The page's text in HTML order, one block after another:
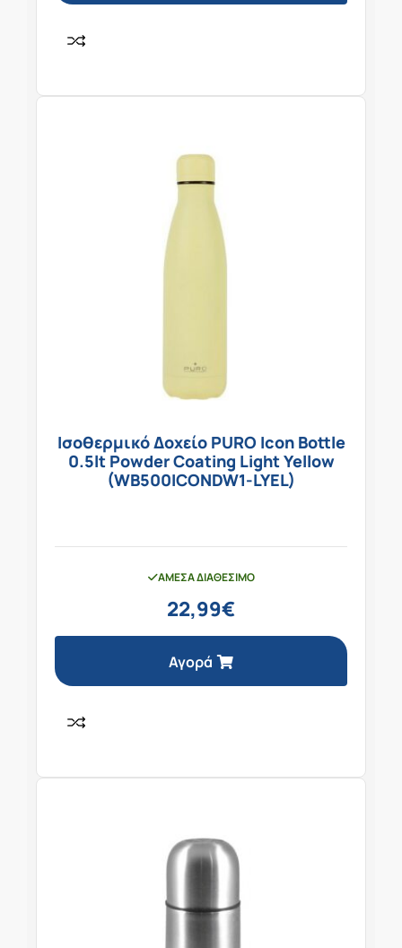
Ισοθερμικό Δοχείο PURO Icon Bottle
0.5lt Powder Coating Light Yellow
(WB500ICONDW1-LYEL)
ΆΜΕΣΑ ΔΙΑΘΈΣΙΜΟ
22,99€
Αγορά